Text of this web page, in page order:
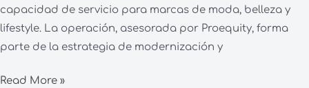
capacidad de servicio para marcas de moda, belleza y
lifestyle. La operación, asesorada por Proequity, forma
parte de la estrategia de modernización y
Read More »